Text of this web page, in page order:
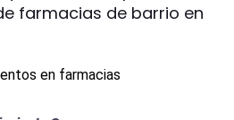
farmacias de barrio en